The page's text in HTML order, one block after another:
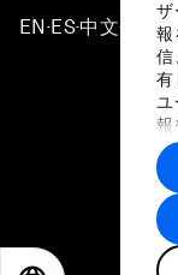
ザ
報
信
有
ユ
報
ト
す
EN ▪ ES▪中文▪ 日本
プラ